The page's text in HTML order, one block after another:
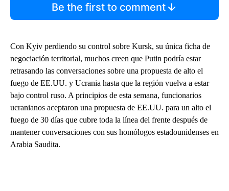
Be the first to comment
Con Kyiv perdiendo su control sobre Kursk, su única ficha de
negociación territorial, muchos creen que Putin podría estar
retrasando las conversaciones sobre una propuesta de alto el
fuego de EE.UU. y Ucrania hasta que la región vuelva a estar
bajo control ruso. A principios de esta semana, funcionarios
ucranianos aceptaron una propuesta de EE.UU. para un alto el
fuego de 30 días que cubre toda la línea del frente después de
mantener conversaciones con sus homólogos estadounidenses en
Arabia Saudita.